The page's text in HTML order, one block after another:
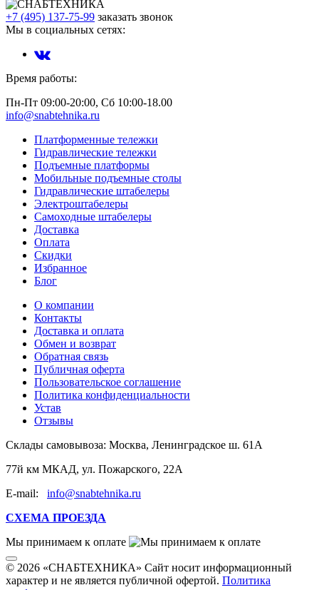
+7 (495) 137-75-99 заказать звонок
Мы в социальных сетях:
Время работы:
Пн-Пт 09:00-20:00, Сб 10:00-18.00
info@snabtehnika.ru
Платформенные тележки
Гидравлические тележки
Подъемные платформы
Мобильные подъемные столы
Гидравлические штабелеры
Электроштабелеры
Самоходные штабелеры
Доставка
Оплата
Скидки
Избранное
Блог
О компании
Контакты
Доставка и оплата
Обмен и возврат
Обратная связь
Публичная оферта
Пользовательское соглашение
Политика конфиденциальности
Устав
Отзывы
Склады самовывоза: Москва, Ленинградское ш. 61А
77й км МКАД, ул. Пожарского, 22А
E-mail: info@snabtehnika.ru
СХЕМА ПРОЕЗДА
Мы принимаем к оплате
© 2026 «СНАБТЕХНИКА» Сайт носит информационный
характер и не является публичной офертой. Политика